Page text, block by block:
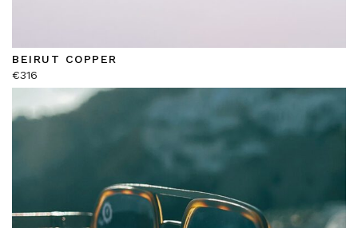
BEIRUT COPPER
€316